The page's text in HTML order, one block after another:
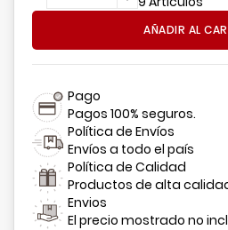
AÑADIR AL
Pago
Pagos 100% seguros.
Política de Envíos
Envíos a todo el país
Política de Calidad
Productos de alta
Envios
El precio mostrado no